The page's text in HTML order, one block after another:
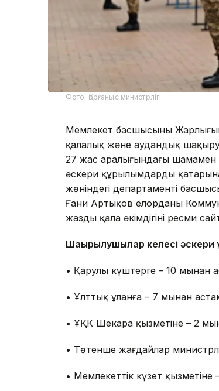
Фото: Қорғаныс министрлігі
Мемлекет басшысының
қалалық және аудандық
27 жас аралығындағы шамамен
әскери құрылымдардың
жөніндегі департаменті
Ғани Артықов елорданың
жазды қала әкімдігінің ресми
Шақырылушылар келесі әскери
• Қарулы күштерге – 10 мыңнан
• Ұлттық ұланға – 7 мыңнан
• ҰҚК Шекара қызметіне – 2
• Төтенше жағдайлар
• Мемлекеттік күзет